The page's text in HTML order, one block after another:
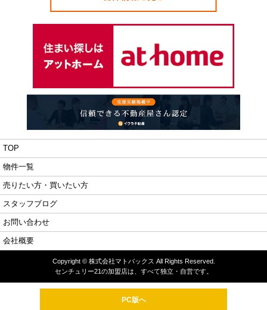
TOP
物件一覧
売りたい方・買いたい方
スタッフブログ
お問い合わせ
会社概要
Copyright © 株式会社マトバックス All Rights Reserved.
センチュリー21の加盟店は、すべて独立・自営です。
PC版へ